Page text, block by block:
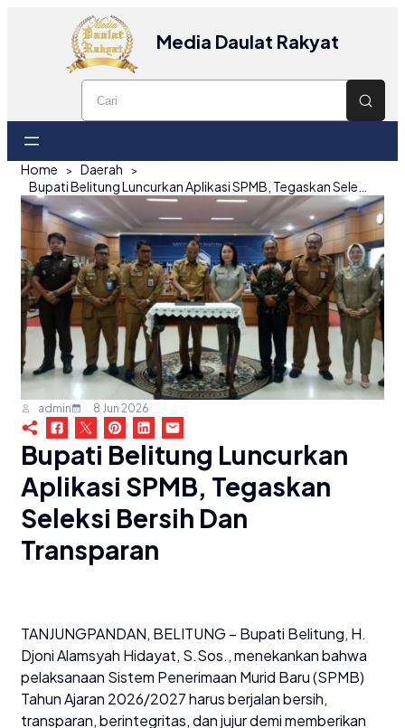
Media Daulat Rakyat
Home
Daerah
admin 8 Jun 2026
Bupati Belitung Luncurkan
Aplikasi SPMB, Tegaskan
Seleksi Bersih Dan
Transparan
TANJUNGPANDAN, BELITUNG – Bupati Belitung, H.
Djoni Alamsyah Hidayat, S.Sos., menekankan bahwa
pelaksanaan Sistem Penerimaan Murid Baru (SPMB)
Tahun Ajaran 2026/2027 harus berjalan bersih,
transparan, berintegritas, dan jujur demi memberikan